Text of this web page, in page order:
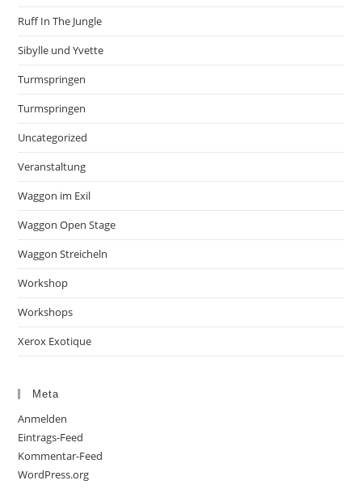
Ruff In The Jungle
Sibylle und Yvette
Turmspringen
Turmspringen
Uncategorized
Veranstaltung
Waggon im Exil
Waggon Open Stage
Waggon Streicheln
Workshop
Workshops
Xerox Exotique
Meta
Anmelden
Eintrags-Feed
Kommentar-Feed
WordPress.org